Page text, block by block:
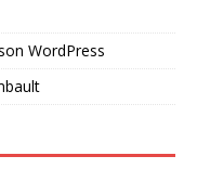
WordPress